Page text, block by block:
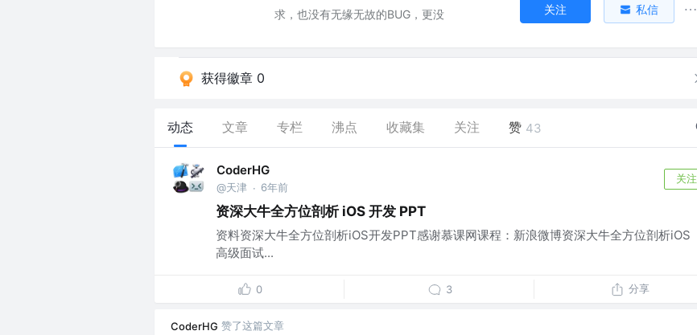
求，也没有无缘无故的BUG，更没
关注 私信
获得徽章 0
动态 文章 专栏 沸点 收藏集 关注 赞 43
CoderHG
@天津 · 6年前
关注
资深大牛全方位剖析 iOS 开发 PPT
资料资深大牛全方位剖析iOS开发PPT感谢慕课网课程：新浪微博资深大牛全方位剖析iOS
高级面试...
0 3 分享
CoderHG 赞了这篇文章